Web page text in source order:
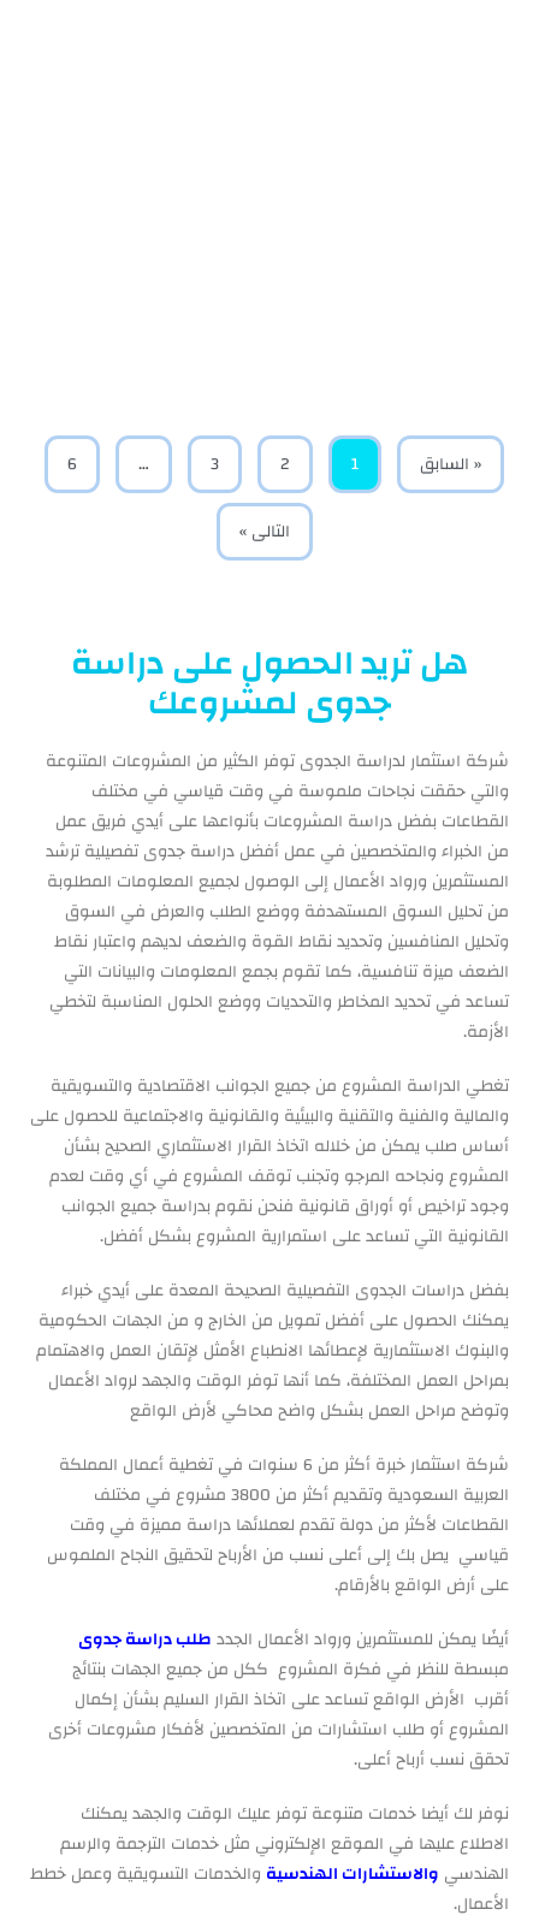
« السابق 1
2
3
…
6
التالى »
هل تريد الحصول على دراسة
جدوى لمشروعك
شركة استثمار لدراسة الجدوى توفر الكثير من المشروعات المتنوعة
والتي حققت نجاحات ملموسة في وقت قياسي في مختلف
القطاعات بفضل دراسة المشروعات بأنواعها على أيدي فريق عمل
من الخبراء والمتخصصين في عمل أفضل دراسة جدوى تفصيلية ترشد
المستثمرين ورواد الأعمال إلى الوصول لجميع المعلومات المطلوبة
من تحليل السوق المستهدفة ووضع الطلب والعرض في السوق
وتحليل المنافسين وتحديد نقاط القوة والضعف لديهم واعتبار نقاط
الضعف ميزة تنافسية، كما تقوم بجمع المعلومات والبيانات التي
تساعد في تحديد المخاطر والتحديات ووضع الحلول المناسبة لتخطي
الأزمة.
تغطي الدراسة المشروع من جميع الجوانب الاقتصادية والتسويقية
والمالية والفنية والتقنية والبيئية والقانونية والاجتماعية للحصول على
أساس صلب يمكن من خلاله اتخاذ القرار الاستثماري الصحيح بشأن
المشروع ونجاحه المرجو وتجنب توقف المشروع في أي وقت لعدم
وجود تراخيص أو أوراق قانونية فنحن نقوم بدراسة جميع الجوانب
القانونية التي تساعد على استمرارية المشروع بشكل أفضل.
بفضل دراسات الجدوى التفصيلية الصحيحة المعدة على أيدي خبراء
يمكنك الحصول على أفضل تمويل من الخارج و من الجهات الحكومية
والبنوك الاستثمارية لإعطائها الانطباع الأمثل لإتقان العمل والاهتمام
بمراحل العمل المختلفة، كما أنها توفر الوقت والجهد لرواد الأعمال
وتوضح مراحل العمل بشكل واضح محاكي لأرض الواقع
شركة استثمار خبرة أكثر من 6 سنوات في تغطية أعمال المملكة
العربية السعودية وتقديم أكثر من 3800 مشروع في مختلف
القطاعات لأكثر من دولة تقدم لعملائها دراسة مميزة في وقت
قياسي يصل بك إلى أعلى نسب من الأرباح لتحقيق النجاح الملموس
على أرض الواقع بالأرقام.
أيضًا يمكن للمستثمرين ورواد الأعمال الجددطلب دراسة جدوى
مبسطة للنظر في فكرة المشروع ككل من جميع الجهات بنتائج
أقرب الأرض الواقع تساعد على اتخاذ القرار السليم بشأن إكمال
المشروع أو طلب استشارات من المتخصصين لأفكار مشروعات أخرى
تحقق نسب أرباح أعلى.
نوفر لك أيضا خدمات متنوعة توفر عليك الوقت والجهد يمكنك
الاطلاع عليها في الموقع الإلكتروني مثل خدمات الترجمة والرسم
الهندسي والاستشارات الهندسية والخدمات التسويقية وعمل خطط
الأعمال.